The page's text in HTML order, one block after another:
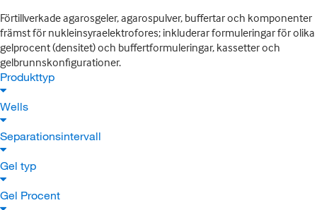
Förtillverkade agarosgeler, agarospulver, buffertar och komponenter
främst för nukleinsyraelektrofores; inkluderar formuleringar för olika
gelprocent (densitet) och buffertformuleringar, kassetter och
gelbrunnskonfigurationer.
Produkttyp
Wells
Separationsintervall
Gel typ
Gel Procent